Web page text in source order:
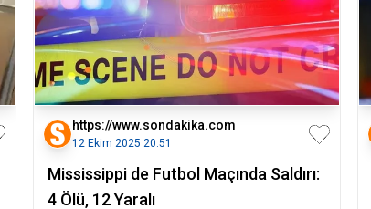
https://www.sondakika.com
12 Ekim 2025 20:51
Mississippi de Futbol Maçında Saldırı:
4 Ölü, 12 Yaralı